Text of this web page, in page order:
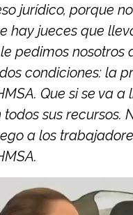
jurídico, porque
hay jueces que
pedimos nosotros
condiciones: la
Que si se va
sus
a los